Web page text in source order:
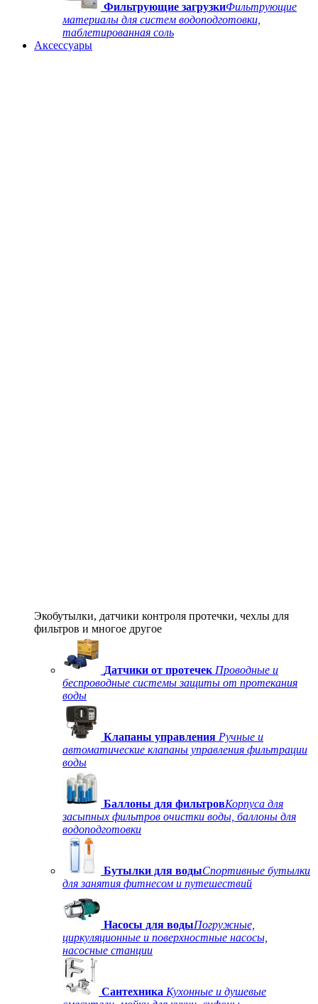
Фильтрующие загрузкиФильтрующие
материалы для систем водоподготовки,
таблетированная соль
Аксессуары
Экобутылки, датчики контроля протечки, чехлы для
фильтров и многое другое
Датчики от протечек Проводные и
беспроводные системы защиты от протекания
воды
Клапаны управления Ручные и
автоматические клапаны управления фильтрации
воды
Баллоны для фильтровКорпуса для
засыпных фильтров очистки воды, баллоны для
водоподготовки
Бутылки для водыСпортивные бутылки
для занятия фитнесом и путешествий
Насосы для водыПогружные,
циркуляционные и поверхностные насосы,
насосные станции
Сантехника Кухонные и душевые